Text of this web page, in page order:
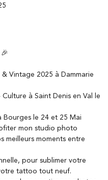
nos propositions
dessus. Vous pouvez vous
Vintage 2025 à Dammarie
à Saint Denis en Val le
Bourges le 24 et 25 Mai
mon studio photo
meilleurs moments entre
pour sublimer votre
tattoo tout neuf.